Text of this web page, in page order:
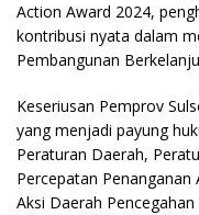
Action Award 2024,
kontribusi nyata dalam
Pembangunan
Keseriusan Pemprov
yang menjadi payung
Peraturan Daerah,
Percepatan Penanganan
Aksi Daerah